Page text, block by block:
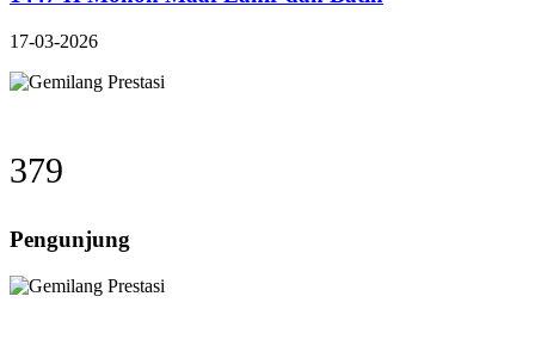
17-03-2026
379
Pengunjung